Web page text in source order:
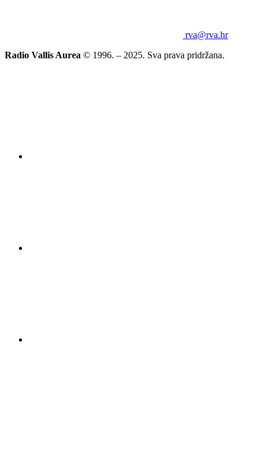
rva@rva.hr
Radio Vallis Aurea © 1996. – 2025. Sva prava pridržana.